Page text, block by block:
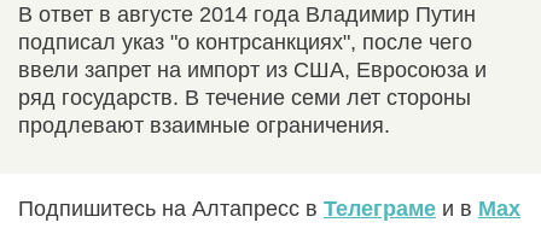
В ответ в августе 2014 года Владимир Путин
подписал указ "о контрсанкциях", после чего
ввели запрет на импорт из США, Евросоюза и
ряд государств. В течение семи лет стороны
продлевают взаимные ограничения.
Подпишитесь на Алтапресс в Телеграме и в Max